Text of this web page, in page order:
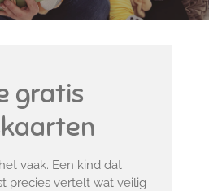
gratis
vaak. Een kind dat
precies vertelt wat veilig